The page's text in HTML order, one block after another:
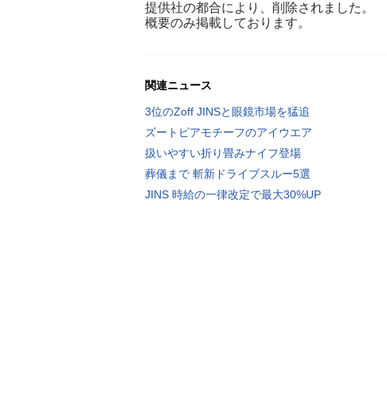
提供社の都合により、削除されました。
概要のみ掲載しております。
関連ニュース
3位のZoff JINSと眼鏡市場を猛追
ズートピアモチーフのアイウエア
扱いやすい折り畳みナイフ登場
葬儀まで 斬新ドライブスルー5選
JINS 時給の一律改定で最大30%UP